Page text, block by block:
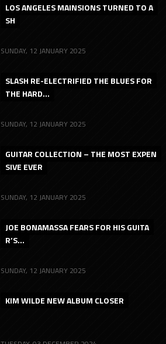
LOS ANGELES MAINSIONS TURNED TO A
SH
SUNDAY, 12 JANUARY 2025
SLASH RE-ELECTRIFIED THE BLUES FOR
THE HARD...
SUNDAY, 12 JANUARY 2025
GUITAR COLLECTION – THE MOST EXPEN
SIVE EVER
SUNDAY, 12 JANUARY 2025
JOE BONAMASSA FEARS FOR HIS GUITA
R’S...
SUNDAY, 12 JANUARY 2025
KIM WILDE NEW ALBUM CLOSER